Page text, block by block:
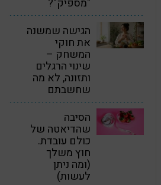
"מספיק"?
הגישה שמשנה
את חוקי
המשחק –
שינוי הרגלים
ותזונה, לא מה
שחשבתם
הסיבה
שהדיאטה של
כולם עובדת.
חוץ משלך
(ומה ניתן
לעשות)